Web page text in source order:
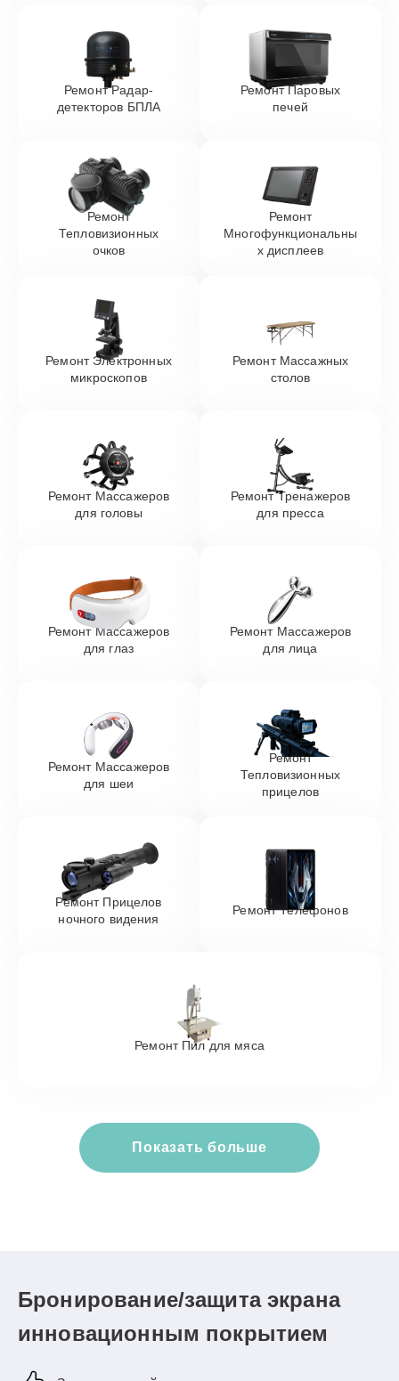
Ремонт Радар-
детекторов БПЛА
Ремонт Паровых
печей
Ремонт
Тепловизионных
очков
Ремонт
Многофункциональны
х дисплеев
Ремонт Электронных
микроскопов
Ремонт Массажных
столов
Ремонт Массажеров
для головы
Ремонт Тренажеров
для пресса
Ремонт Массажеров
для глаз
Ремонт Массажеров
для лица
Ремонт Массажеров
для шеи
Ремонт
Тепловизионных
прицелов
Ремонт Прицелов
ночного видения
Ремонт Телефонов
Ремонт Пил для мяса
Показать больше
Бронирование/защита экрана
инновационным покрытием